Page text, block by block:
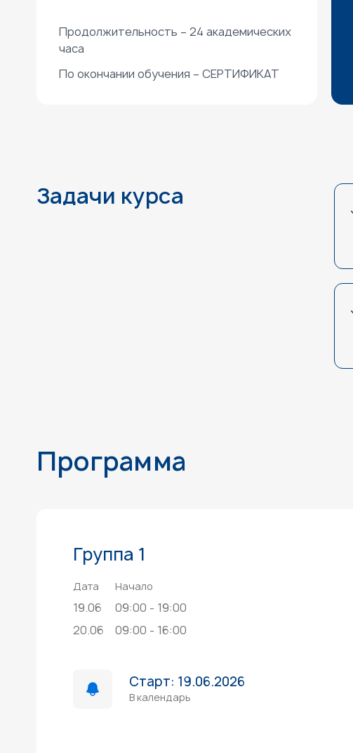
Продолжительность – 24 академических
часа
По окончании обучения – СЕРТИФИКАТ
Задачи курса
Программа
Группа 1
Дата Начало
19.06
09:00 - 19:00
20.06
09:00 - 16:00
Старт: 19.06.2026
В календарь